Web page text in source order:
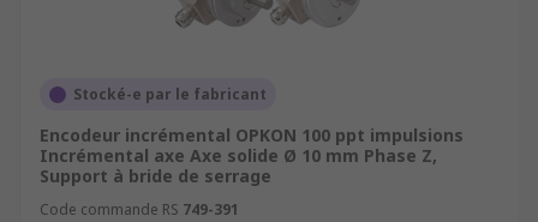
Stocké-e par le fabricant
Encodeur incrémental OPKON 100 ppt impulsions
Incrémental axe Axe solide Ø 10 mm Phase Z,
Support à bride de serrage
Code commande RS 749-391